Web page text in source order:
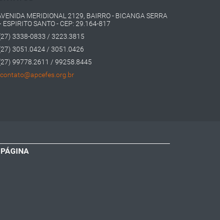
MERIDIONAL 2129, BAIRRO - BICANGA SERRA
ESPIRITO SANTO - CEP: 29.164-817
3338-0833 / 3223.3815
3051.0424 / 3051.0426
99778.2611 / 99258.8445
contato@apcefes.org.br